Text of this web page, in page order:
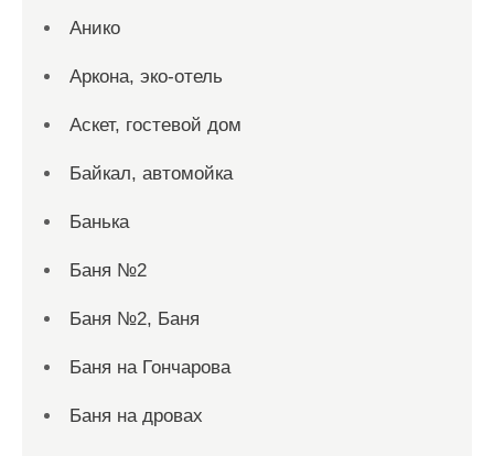
Анико
Аркона, эко-отель
Аскет, гостевой дом
Байкал, автомойка
Банька
Баня №2
Баня №2, Баня
Баня на Гончарова
Баня на дровах